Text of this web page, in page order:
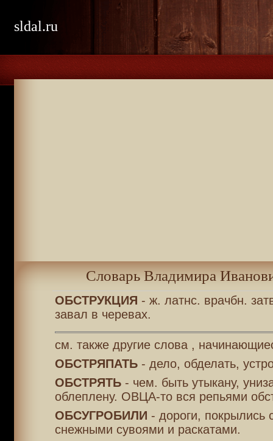
sldal.ru
Словарь Владимира
ОБСТРУКЦИЯ - ж. латнс. врачбн.
завал в черевах.
см. также другие слова ,
ОБСТРЯПАТЬ- дело, обделать,
ОБСТРЯТЬ- чем. быть утыкану,
облеплену. ОВЦА-то вся репьями
ОБСУГРОБИЛИ - дороги, покрылись
снежными сувоями и раскатами.